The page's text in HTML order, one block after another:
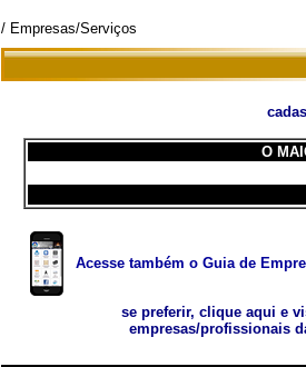
/ Empresas/Serviços
O
Acesse também o Guia de
se preferir, clique aqui e
empresas/profissionais